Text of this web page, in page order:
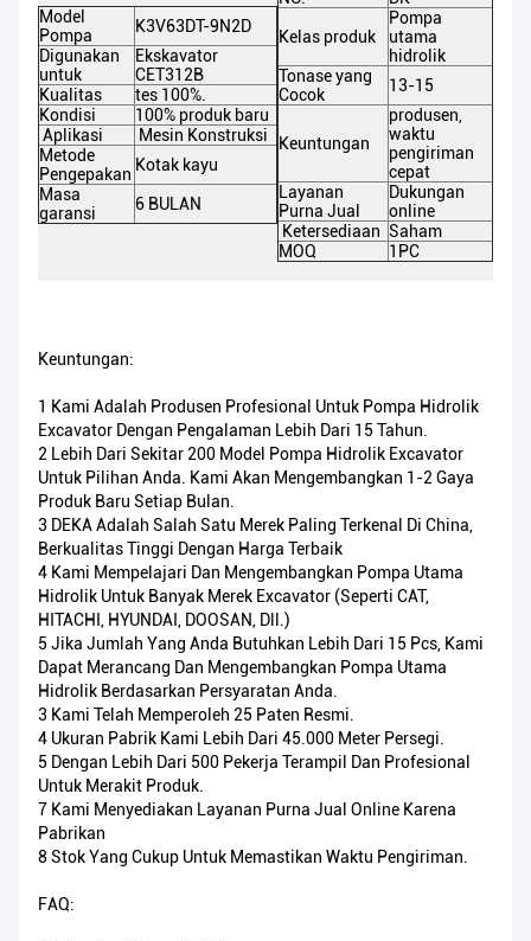
Model
Pompa
K3V63DT-9N2D
Digunakan
untuk
Ekskavator
CET312B
Kualitas
tes 100%.
Kondisi
100% produk baru
Aplikasi
Mesin Konstruksi
Metode
Pengepakan Kotak kayu
Masa
garansi
6 BULAN
Kelas produk
Pompa
utama
hidrolik
Tonase yang
Cocok
13-15
Keuntungan
produsen,
waktu
pengiriman
cepat
Layanan
Purna Jual
Dukungan
online
Ketersediaan Saham
MOQ
1PC
Keuntungan:
1 Kami Adalah Produsen Profesional Untuk Pompa Hidrolik
Excavator Dengan Pengalaman Lebih Dari 15 Tahun.
2 Lebih Dari Sekitar 200 Model Pompa Hidrolik Excavator
Untuk Pilihan Anda. Kami Akan Mengembangkan 1-2 Gaya
Produk Baru Setiap Bulan.
3 DEKA Adalah Salah Satu Merek Paling Terkenal Di China,
Berkualitas Tinggi Dengan Harga Terbaik
4 Kami Mempelajari Dan Mengembangkan Pompa Utama
Hidrolik Untuk Banyak Merek Excavator (seperti CAT,
HITACHI, HYUNDAI, DOOSAN, Dll.)
5 Jika Jumlah Yang Anda Butuhkan Lebih Dari 15 Pcs, Kami
Dapat Merancang Dan Mengembangkan Pompa Utama
Hidrolik Berdasarkan Persyaratan Anda.
3 Kami Telah Memperoleh 25 Paten Resmi.
4 Ukuran Pabrik Kami Lebih Dari 45.000 Meter Persegi.
5 Dengan Lebih Dari 500 Pekerja Terampil Dan Profesional
Untuk Merakit Produk.
7 Kami Menyediakan Layanan Purna Jual Online Karena
Pabrikan
8 Stok Yang Cukup Untuk Memastikan Waktu Pengiriman.
FAQ: